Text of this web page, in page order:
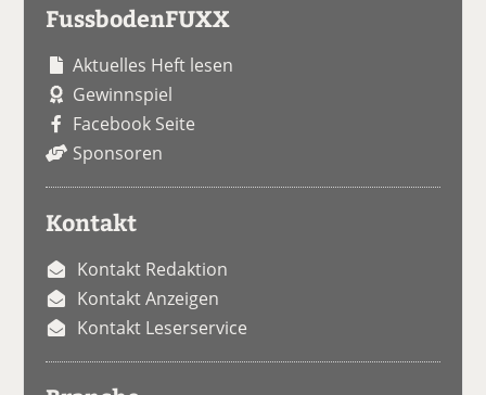
FussbodenFUXX
Aktuelles Heft lesen
Gewinnspiel
Facebook Seite
Sponsoren
Kontakt
Kontakt Redaktion
Kontakt Anzeigen
Kontakt Leserservice